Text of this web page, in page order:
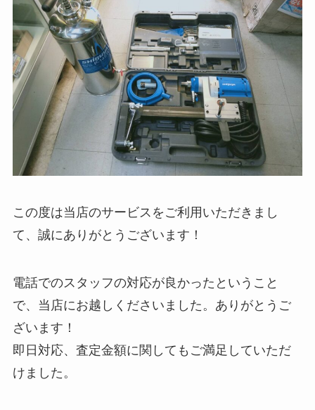
この度は当店のサービスをご利用いただきまし
て、誠にありがとうございます！
電話でのスタッフの対応が良かったということ
で、当店にお越しくださいました。ありがとうご
ざいます！
即日対応、査定金額に関してもご満足していただ
けました。